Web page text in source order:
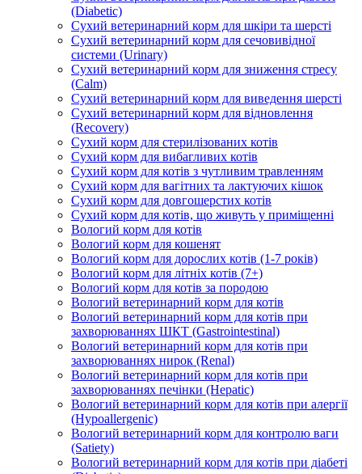
(Diabetic)
Сухий ветеринарний корм для шкіри та шерсті
Сухий ветеринарний корм для сечовивідної
системи (Urinary)
Сухий ветеринарний корм для зниження стресу
(Calm)
Сухий ветеринарний корм для виведення шерсті
Сухий ветеринарний корм для відновлення
(Recovery)
Сухий корм для стерилізованих котів
Сухий корм для вибагливих котів
Сухий корм для котів з чутливим травленням
Сухий корм для вагітних та лактуючих кішок
Сухий корм для довгошерстих котів
Сухий корм для котів, що живуть у приміщенні
Вологий корм для котів
Вологий корм для кошенят
Вологий корм для дорослих котів (1-7 років)
Вологий корм для літніх котів (7+)
Вологий корм для котів за породою
Вологий ветеринарний корм для котів
Вологий ветеринарний корм для котів при
захворюваннях ШКТ (Gastrointestinal)
Вологий ветеринарний корм для котів при
захворюваннях нирок (Renal)
Вологий ветеринарний корм для котів при
захворюваннях печінки (Hepatic)
Вологий ветеринарний корм для котів при алергії
(Hypoallergenic)
Вологий ветеринарний корм для контролю ваги
(Satiety)
Вологий ветеринарний корм для котів при діабеті